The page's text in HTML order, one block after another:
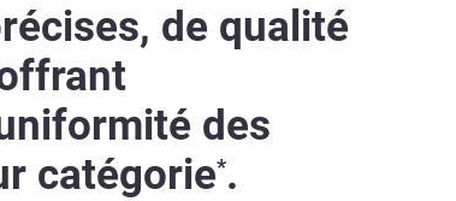
de qualité
des
catégorie*.